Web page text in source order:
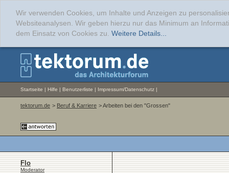
Wir verwenden Cookies, um Inhalte und Anzeigen zu
Websiteanalysen. Wir geben hierzu nur das Minimum an
dem Einsatz von Cookies zu. Weitere Details...
Startseite | Hilfe | Benutzerliste | Impressum/Datenschutz |
tektorum.de > Beruf & Karriere > Arbeiten bei den "Grossen"
Flo
Moderator